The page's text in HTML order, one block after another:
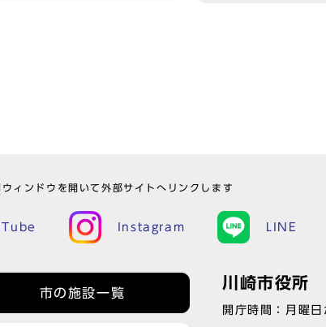
ィンドウを開いて外部サイトへリンクします
Instagram LINE
市の施設一覧
川崎市役所
開庁時間：月曜